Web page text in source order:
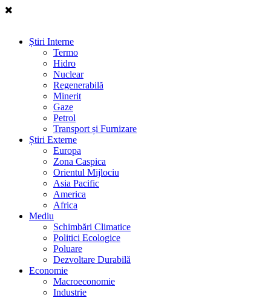
Știri Interne
Termo
Hidro
Nuclear
Regenerabilă
Minerit
Gaze
Petrol
Transport și Furnizare
Știri Externe
Europa
Zona Caspica
Orientul Mijlociu
Asia Pacific
America
Africa
Mediu
Schimbări Climatice
Politici Ecologice
Poluare
Dezvoltare Durabilă
Economie
Macroeconomie
Industrie